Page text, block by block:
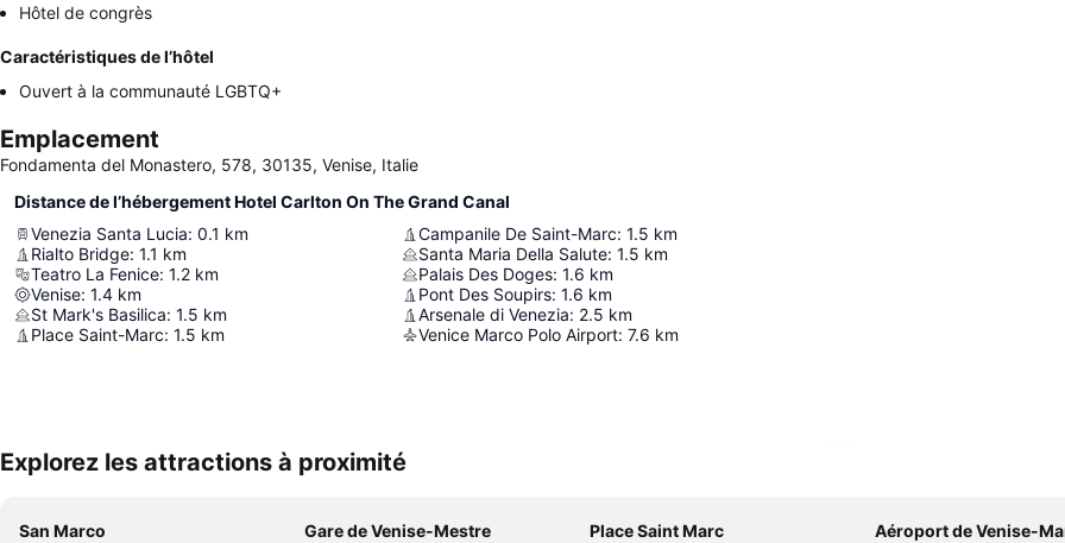
Hôtel de congrès
Caractéristiques de l’hôtel
Ouvert à la communauté LGBTQ+
Emplacement
Fondamenta del Monastero, 578, 30135, Venise, Italie
Distance de l’hébergement Hotel Carlton On The Grand Canal
Venezia Santa Lucia: 0.1 km
Rialto Bridge: 1.1 km
Teatro La Fenice: 1.2 km
Venise: 1.4 km
St Mark's Basilica: 1.5 km
Place Saint-Marc: 1.5 km
Campanile De Saint-Marc: 1.5 km
Santa Maria Della Salute: 1.5 km
Palais Des Doges: 1.6 km
Pont Des Soupirs: 1.6 km
Arsenale di Venezia: 2.5 km
Venice Marco Polo Airport: 7.6 km
Explorez les attractions à proximité
San Marco Gare de Venise-Mestre Place Saint Marc
Aéroport de Venise-